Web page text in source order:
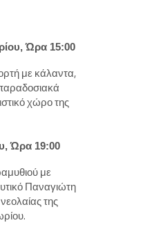
Ώρα 15:00
με κάλαντα,
χώρο της
Ώρα 19:00
με
Παναγιώτη
της